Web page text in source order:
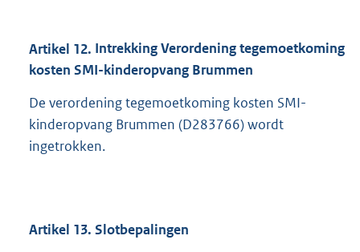
Artikel 12. Intrekking Verordening tegemoetkoming
kosten SMI-kinderopvang Brummen
De verordening tegemoetkoming kosten SMI-
kinderopvang Brummen (D283766) wordt
ingetrokken.
Artikel 13. Slotbepalingen